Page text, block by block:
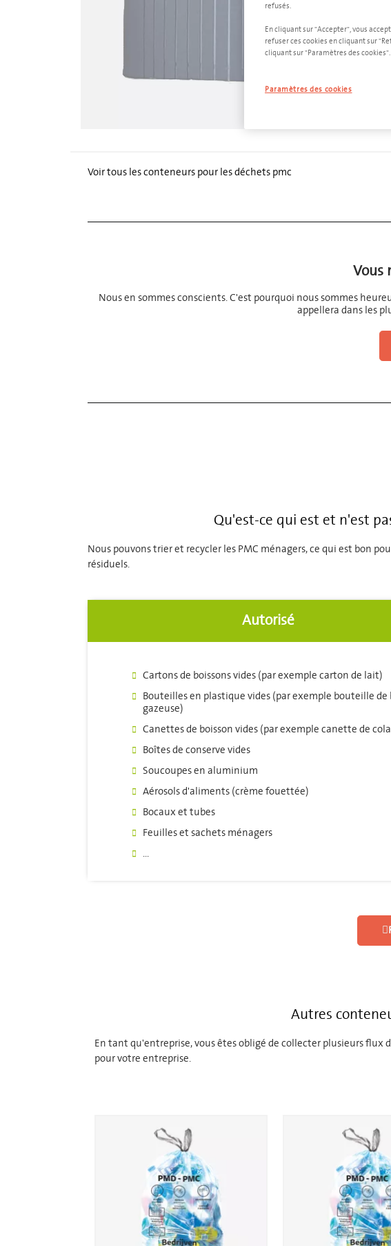
Voir tous les conteneurs pour les déchets pmc
Vous
Nous en sommes conscients. C'est pourquoi nous sommes
appellera dans les
Qu'est-ce qui est et n'est
Nous pouvons trier et recycler les PMC ménagers, ce qui est bon
résiduels.
Autorisé
Cartons de boissons vides (par exemple carton de lait)
Bouteilles en plastique vides (par exemple bouteille de
gazeuse)
Canettes de boisson vides (par exemple canette de
Boîtes de conserve vides
Soucoupes en aluminium
Aérosols d'aliments (crème fouettée)
Bocaux et tubes
Feuilles et sachets ménagers
...
Autres
En tant qu'entreprise, vous êtes obligé de collecter plusieurs flux
pour votre entreprise.
refusés.
En cliquant sur "Accepter", vous
refuser ces cookies en cliquant sur
cliquant sur "Paramètres des cookies".
Paramètres des cookies